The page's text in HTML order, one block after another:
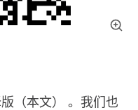
（本文） 。我们也